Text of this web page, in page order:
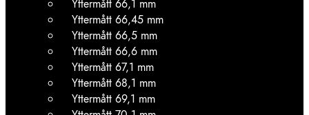
Yttermått 66,1 mm
Yttermått 66,45 mm
Yttermått 66,5 mm
Yttermått 66,6 mm
Yttermått 67,1 mm
Yttermått 68,1 mm
Yttermått 69,1 mm